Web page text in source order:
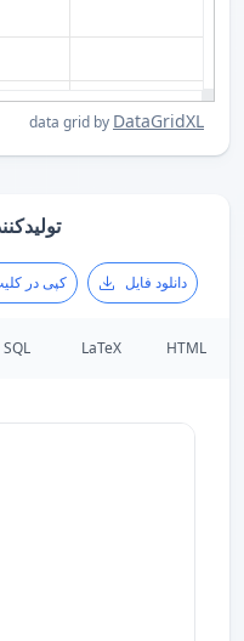
data grid by DataGridXL
کپی در دانلود فایل
SQL LaTeX HTML